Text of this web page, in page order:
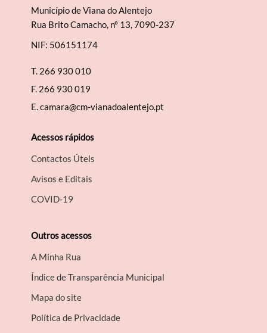
Município de Viana do Alentejo
Rua Brito Camacho, nº 13, 7090-237
NIF: 506151174
T. 266 930 010
F. 266 930 019
E.camara@cm-vianadoalentejo.pt
Acessos rápidos
Contactos Úteis
Avisos e Editais
COVID-19
Outros acessos
A Minha Rua
Índice de Transparência Municipal
Mapa do site
Política de Privacidade